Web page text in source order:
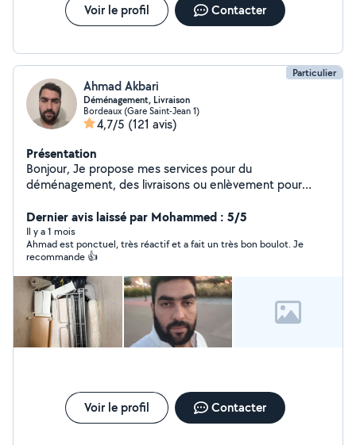
Voir le profil Contacter
Particulier
Ahmad Akbari
Déménagement, Livraison
Bordeaux (Gare Saint-Jean 1)
4,7/5 (121 avis)
Présentation
Bonjour, Je propose mes services pour du
déménagement, des livraisons ou enlèvement pour
Dernier avis laissé par Mohammed : 5/5
Il y a 1 mois
Ahmad est ponctuel, très réactif et a fait un très bon boulot. Je
recommande 👍
Voir le profil Contacter